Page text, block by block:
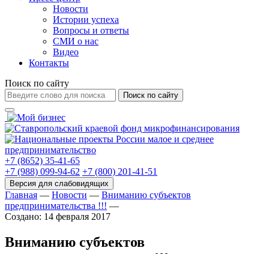
Новости
Истории успеха
Вопросы и ответы
СМИ о нас
Видео
Контакты
Поиск по сайту
Поиск по сайту
+7 (8652) 35-41-65
+7 (988) 099-94-62 +7 (800) 201-41-51
Главная — Новости — Вниманию субъектов
предпринимательства !!! —
Создано: 14 февраля 2017
Вниманию субъектов